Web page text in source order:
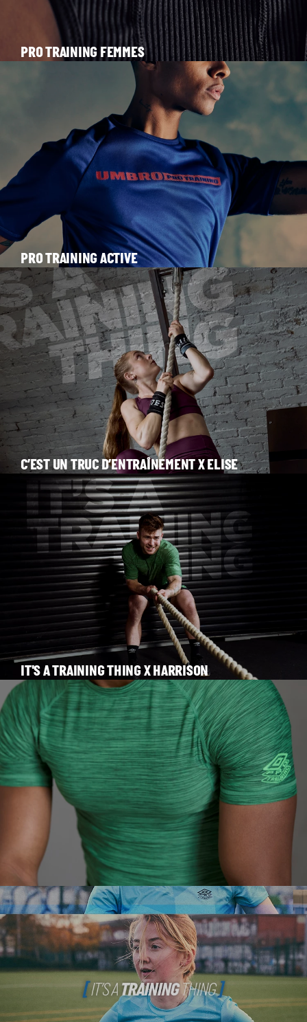
PRO TRAINING FEMMES
PRO TRAINING ACTIVE
C’EST UN TRUC D’ENTRAÎNEMENT X ELISE
IT'S A TRAINING THING X HARRISON
PRO TRAINING ELITE